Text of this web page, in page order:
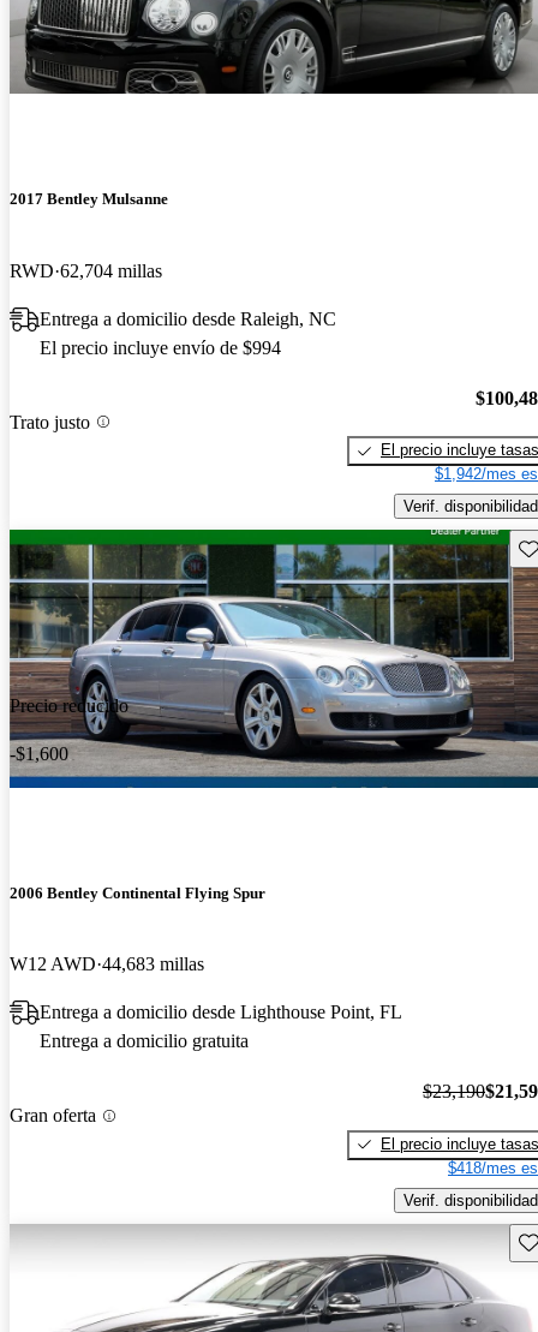
2017 Bentley Mulsanne
RWD 62,704 millas
Entrega a domicilio desde Raleigh, NC
El precio incluye envío de $994
Trato justo
El precio incluye tasas
$1,942/mes
Verif. disponibilidad
Precio reducido
-$1,600
2006 Bentley Continental Flying Spur
W12 AWD 44,683 millas
Entrega a domicilio desde Lighthouse Point, FL
Entrega a domicilio gratuita
Gran oferta
$23,190
El precio incluye tasas
$418/mes
Verif. disponibilidad